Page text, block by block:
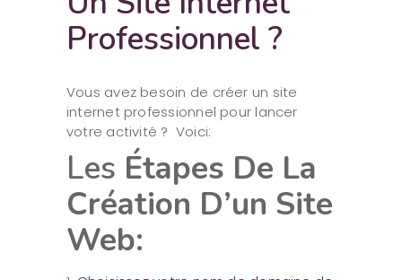
Professionnel ?
Vous avez besoin de créer un site
internet professionnel pour lancer
votre activité ? Voici:
Les Étapes De La
Création D’un Site
Web: